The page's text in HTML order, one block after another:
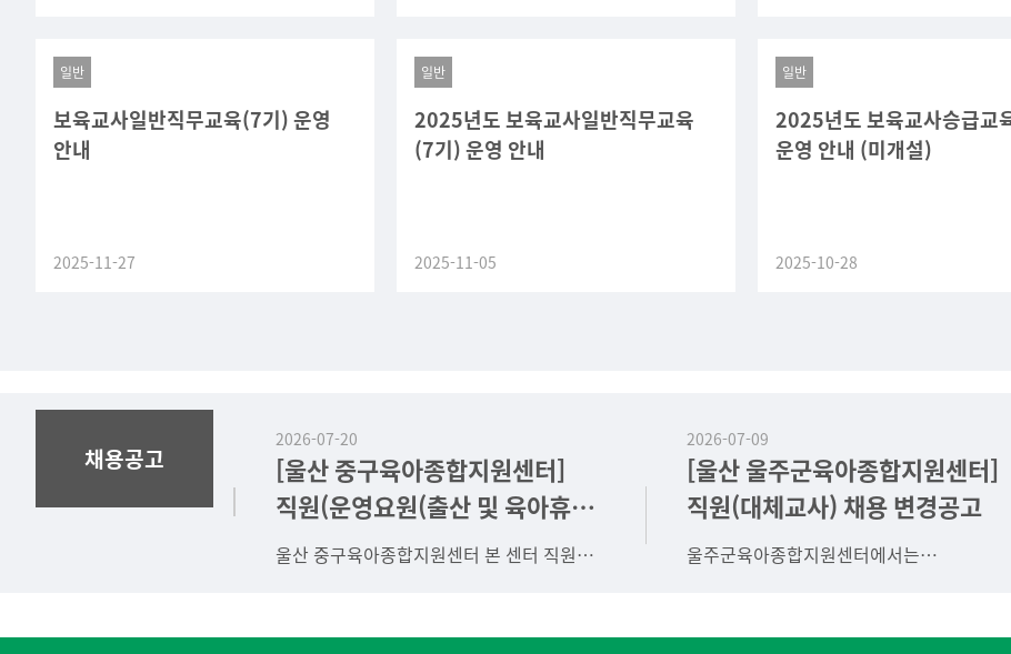
일반
보육교사일반직무교육(7기) 운영
안내
2025-11-27
일반
2025년도 보육교사일반직무교육
(7기) 운영 안내
2025-11-05
일반
2025년도 보육교사승급교
운영 안내 (미개설)
2025-10-28
채용공고
2026-07-20
[울산 중구육아종합지원센터]
직원(운영요원(출산 및 육아휴직
대체 계약직)) 채용 공고 안내
울산 중구육아종합지원센터 본 센터 직원
https://www.jgicare.or.kr/bbs/board.php?
2026-07-09
[울산 울주군육아종합지원센터]
직원(대체교사) 채용 변경공고
울주군육아종합지원센터에서는
대체교사를 지원함으로써 재충전과 전문성